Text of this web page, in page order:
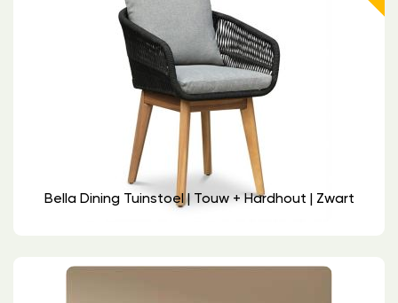
Bella Dining Tuinstoel | Touw + Hardhout | Zwart